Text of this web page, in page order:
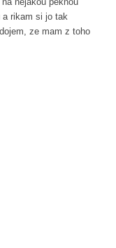
a rikam si jo tak
ze mam z toho